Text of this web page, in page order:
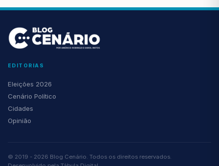
EDITORIAS
Eleições 2026
Cenário Político
Cidades
Opinião
© 2019 - 2026 Blog Cenário. Todos os direitos reservados.